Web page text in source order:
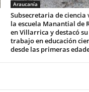
Araucanía
Subsecretaria de ciencia
la escuela Manantial de
en Villarrica y destacó su
trabajo en educación
desde las primeras